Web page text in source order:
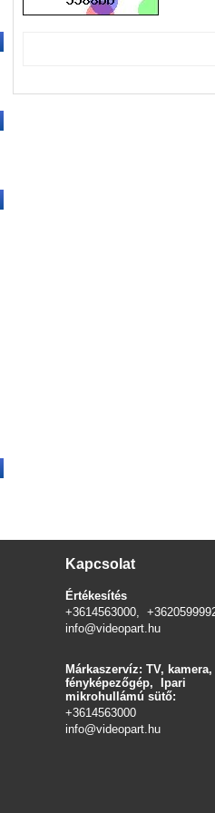
Kapcsolat
Értékesítés
+3614563000,
info@videopart.hu
Márkaszervíz: TV, kamera,
fényképezőgép, Ipari
mikrohullámú sütő:
+3614563000
info@videopart.hu